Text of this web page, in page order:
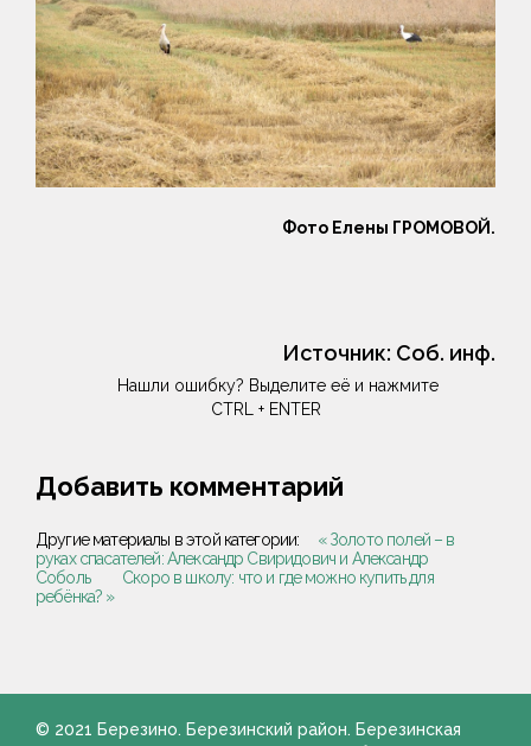
Фото Елены ГРОМОВОЙ.
Источник: Соб. инф.
Нашли ошибку? Выделите её и нажмите
CTRL + ENTER
Добавить комментарий
Другие материалы в этой категории:
« Золото полей – в
руках спасателей: Александр Свиридович и Александр
Соболь
Скоро в школу: что и где можно купить для
ребёнка? »
© 2021 Березино. Березинский район. Березинская